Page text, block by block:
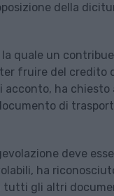
della
quale un
fruire del credito
ha chiesto
di
deve
ha
gli altri